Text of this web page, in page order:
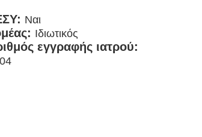
Ναι
Ιδιωτικός
εγγραφής ιατρού: